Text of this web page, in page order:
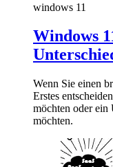
windows 11
Windows
Wenn Sie einen
Erstes
möchten oder ein
möchten.